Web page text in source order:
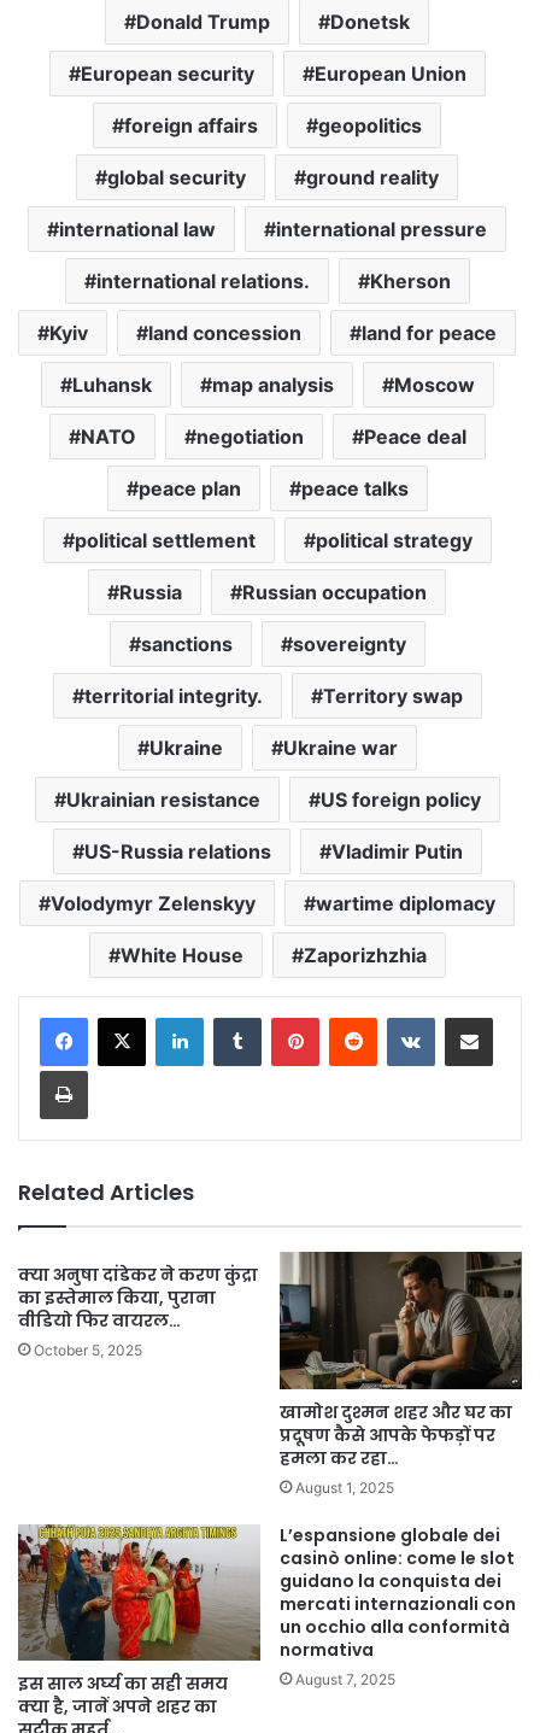
Donald Trump Donetsk
European security European Union
foreign affairs geopolitics
global security ground reality
international law international pressure
international relations. Kherson
Kyiv land concession land for peace
Luhansk map analysis Moscow
NATO negotiation Peace deal
peace plan peace talks
political settlement political strategy
Russia Russian occupation
sanctions sovereignty
territorial integrity. Territory swap
Ukraine Ukraine war
Ukrainian resistance US foreign policy
US-Russia relations Vladimir Putin
Volodymyr Zelenskyy wartime diplomacy
White House Zaporizhzhia
LinkedInTumblr PinterestReddit VKontakteShare via Email
Print
Related Articles
क्या अनुषा दांडेकर ने करण कुंद्रा
का इस्तेमाल किया, पुराना
वीडियो फिर वायरल…
October 5, 2025
खामोश दुश्मन शहर और घर का
प्रदूषण कैसे आपके फेफड़ों पर
हमला कर रहा…
August 1, 2025
इस साल अर्घ्य का सही समय
क्या है, जानें अपने शहर का
L’espansione globale dei
casinò online: come le slot
guidano la conquista dei
mercati internazionali con
un occhio alla conformità
normativa
August 7, 2025